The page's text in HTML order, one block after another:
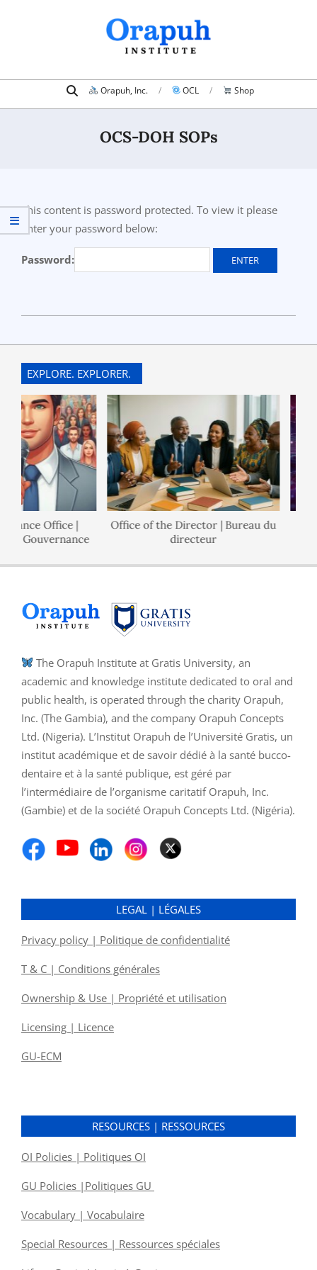
Navigation
Search Orapuh, Inc. OCL Shop
OCS-DOH SOPs
This content is password protected. To view it please
enter your password below:
Password:
08-
20
EXPLORE. EXPLORER.
Office |
Gouvernance
Office of the Director | Bureau du
directeur
The Orapuh Institute at Gratis University, an
academic and knowledge institute dedicated to oral and
public health, is operated through the charity Orapuh,
Inc. (The Gambia), and the company Orapuh Concepts
Ltd. (Nigeria). L’Institut Orapuh de l’Université Gratis, un
institut académique et de savoir dédié à la santé bucco-
dentaire et à la santé publique, est géré par
l’intermédiaire de l’organisme caritatif Orapuh, Inc.
(Gambie) et de la société Orapuh Concepts Ltd. (Nigéria).
LEGAL | LÉGALES
Privacy policy | Politique de confidentialité
T & C | Conditions générales
Ownership & Use | Propriété et utilisation
Licensing | Licence
GU-ECM
RESOURCES | RESSOURCES
OI Policies | Politiques OI
GU Policies |Politiques GU
Vocabulary | Vocabulaire
Special Resources | Ressources spéciales